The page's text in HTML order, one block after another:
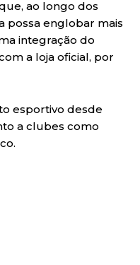
ao longo dos
possa englobar mais
integração do
a loja oficial, por
esportivo desde
a clubes como